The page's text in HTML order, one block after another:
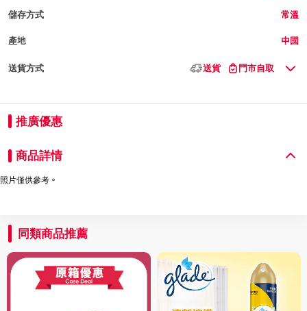
儲存方式 常溫
產地 中國
送貨方式 送貨 門市自取
推廣優惠
商品詳情
照片僅供參考。
同類商品推薦